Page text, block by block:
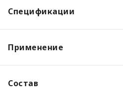
Спецификации
Применение
Состав